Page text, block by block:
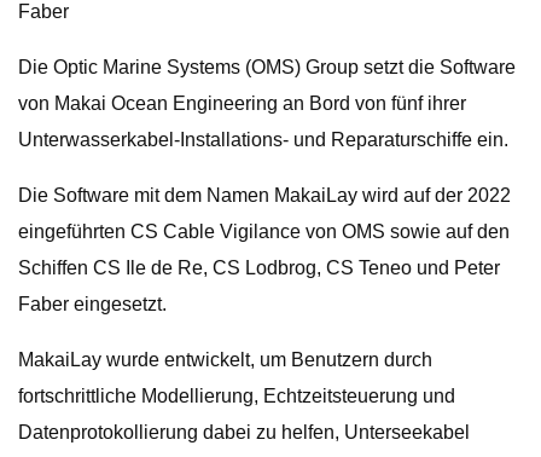
Faber
Die Optic Marine Systems (OMS) Group setzt die Software
von Makai Ocean Engineering an Bord von fünf ihrer
Unterwasserkabel-Installations- und Reparaturschiffe ein.
Die Software mit dem Namen MakaiLay wird auf der 2022
eingeführten CS Cable Vigilance von OMS sowie auf den
Schiffen CS Ile de Re, CS Lodbrog, CS Teneo und Peter
Faber eingesetzt.
MakaiLay wurde entwickelt, um Benutzern durch
fortschrittliche Modellierung, Echtzeitsteuerung und
Datenprotokollierung dabei zu helfen, Unterseekabel